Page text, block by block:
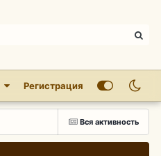
Регистрация
Вся активность